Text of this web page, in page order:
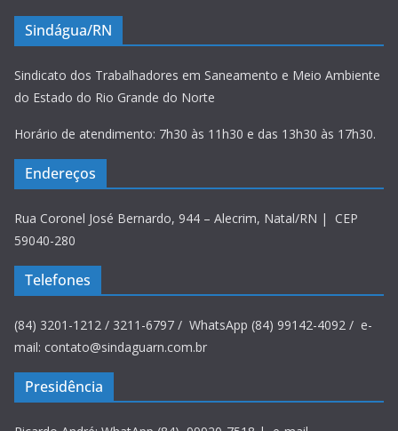
Sindágua/RN
Sindicato dos Trabalhadores em Saneamento e Meio Ambiente
do Estado do Rio Grande do Norte
Horário de atendimento: 7h30 às 11h30 e das 13h30 às 17h30.
Endereços
Rua Coronel José Bernardo, 944 – Alecrim, Natal/RN | CEP
59040-280
Telefones
(84) 3201-1212 / 3211-6797 / WhatsApp (84) 99142-4092 / e-
mail: contato@sindaguarn.com.br
Presidência